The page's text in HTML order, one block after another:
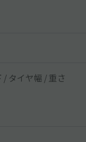
/ タイヤ幅 / 重さ